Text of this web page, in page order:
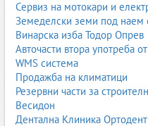
1. Пясъкоструйни апарати
преносими апарати;
индустриални системи;
камери за
кабинети за фино
2. Компресори
Сервиз на мотокари и
Земеделски земи под наем
Винарска изба Тодор Опрев
Авточасти втора употреба
WMS система
Продажба на климатици
Резервни части за
Весидон
Дентална Клиника Ортодент